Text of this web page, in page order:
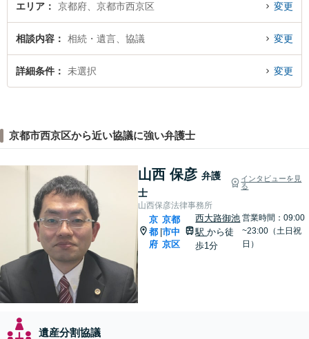
エリア 京都府、京都市西京区 変更
相談内容 相続・遺言、協議 変更
詳細条件 未選択 変更
京都市西京区から近い協議に強い弁護士
山西 保彦 弁護
士
インタビューを見
る
山西保彦法律事務所
京
都
府
|
京都
市中
京区
西大路御池
駅から徒
歩1分
営業時間：09:00
~23:00（土日祝
日）
遺産分割協議